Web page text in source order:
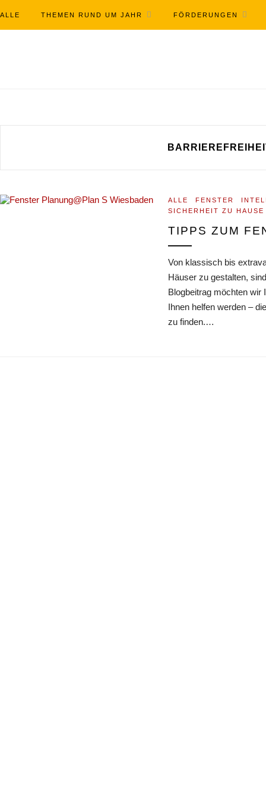
ALLE THEMEN RUND UM JAHR FÖRDERUNGEN
ALLE FENSTER
SICHERHEIT ZU HAUSE
TIPPS ZUM
Von klassisch bis
Häuser zu gestalten,
Blogbeitrag möchten wir
Ihnen helfen werden –
zu finden.…